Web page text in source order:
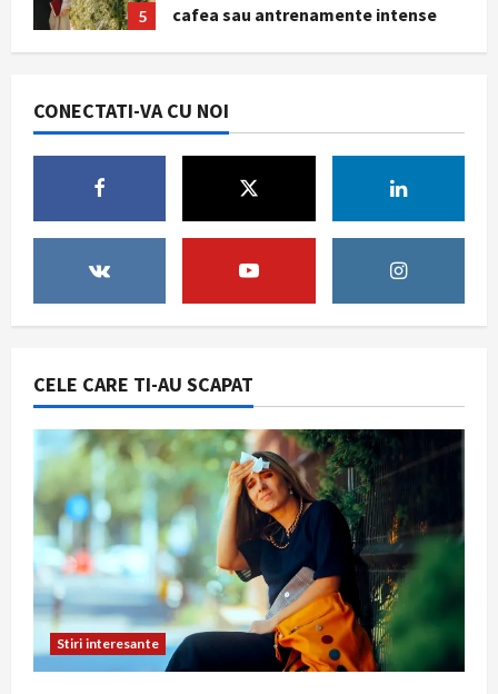
1
imediată
2
energie în orele de vârf. Aerul
condiționat va fi limitat, iar
reclamele luminoase vor fi stinse
noaptea
3
simultan Israelul și propriul
teritoriu
4
Cum să evaluezi corect prețul unei
proprietăți
July 31, 2026
5
Sanatate
Obiceiul simplu pe care medicii îl
recomandă dimineața pentru o viață
mai lungă. Nu este vorba despre
cafea sau antrenamente intense
July 29, 2026
CONECTATI-VA CU NOI
CELE CARE TI-AU SCAPAT
Stiri interesante